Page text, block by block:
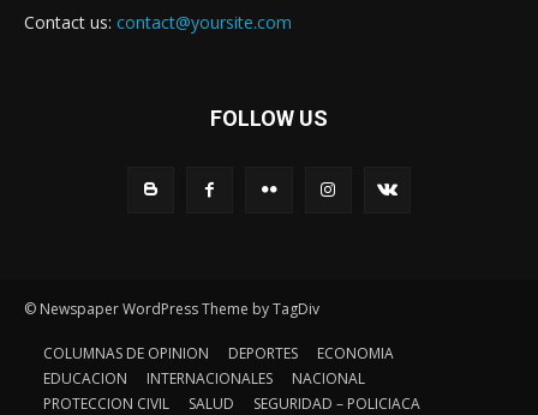
Contact us: contact@yoursite.com
FOLLOW US
© Newspaper WordPress Theme by TagDiv
COLUMNAS DE OPINION DEPORTES
ECONOMIA
EDUCACION
INTERNACIONALES
NACIONAL
PROTECCION CIVIL
SALUD SEGURIDAD – POLICIACA